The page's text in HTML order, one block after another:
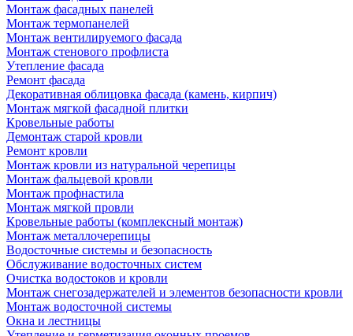
Монтаж фасадных панелей
Монтаж термопанелей
Монтаж вентилируемого фасада
Монтаж стенового профлиста
Утепление фасада
Ремонт фасада
Декоративная облицовка фасада (камень, кирпич)
Монтаж мягкой фасадной плитки
Кровельные работы
Демонтаж старой кровли
Ремонт кровли
Монтаж кровли из натуральной черепицы
Монтаж фальцевой кровли
Монтаж профнастила
Монтаж мягкой провли
Кровельные работы (комплексный монтаж)
Монтаж металлочерепицы
Водосточные системы и безопасность
Обслуживание водосточных систем
Очистка водостоков и кровли
Монтаж снегозадержателей и элементов безопасности кровли
Монтаж водосточной системы
Окна и лестницы